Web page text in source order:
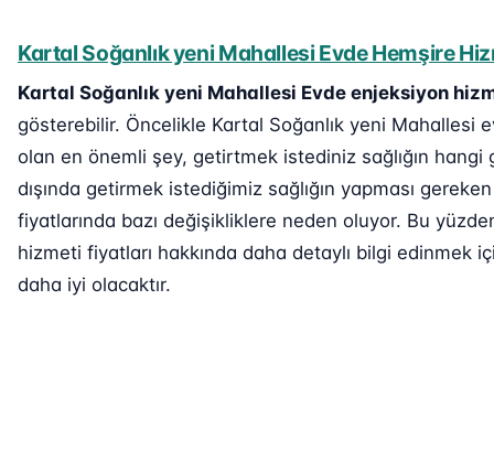
Kartal Soğanlık yeni Mahallesi Evde Hemşire
Kartal Soğanlık yeni Mahallesi Evde enjeksiyon
gösterebilir. Öncelikle Kartal Soğanlık yeni Mahallesi
olan en önemli şey, getirtmek istediniz sağlığın
dışında getirmek istediğimiz sağlığın yapması
fiyatlarında bazı değişikliklere neden oluyor. Bu
hizmeti fiyatları hakkında daha detaylı bilgi edinmek
daha iyi olacaktır.